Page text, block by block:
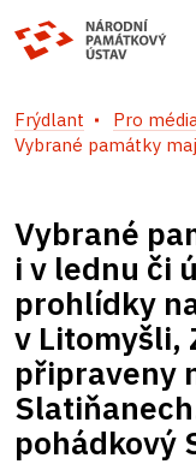
Frýdlant
Pro
Vybrané památky
Vybrané
i v lednu či
prohlídky
v Litomyšli,
připraveny
pohádkový